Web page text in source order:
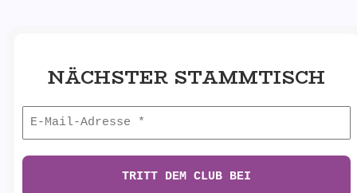
NÄCHSTER STAMMTISCH